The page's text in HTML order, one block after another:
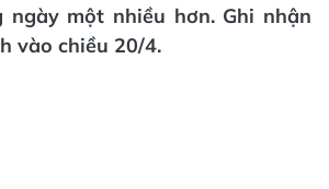
một nhiều hơn. Ghi nhận
vào chiều 20/4.